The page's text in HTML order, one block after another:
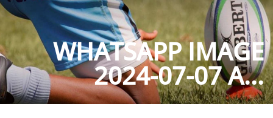
WHATSAPP IMAGE
2024-07-07 A...